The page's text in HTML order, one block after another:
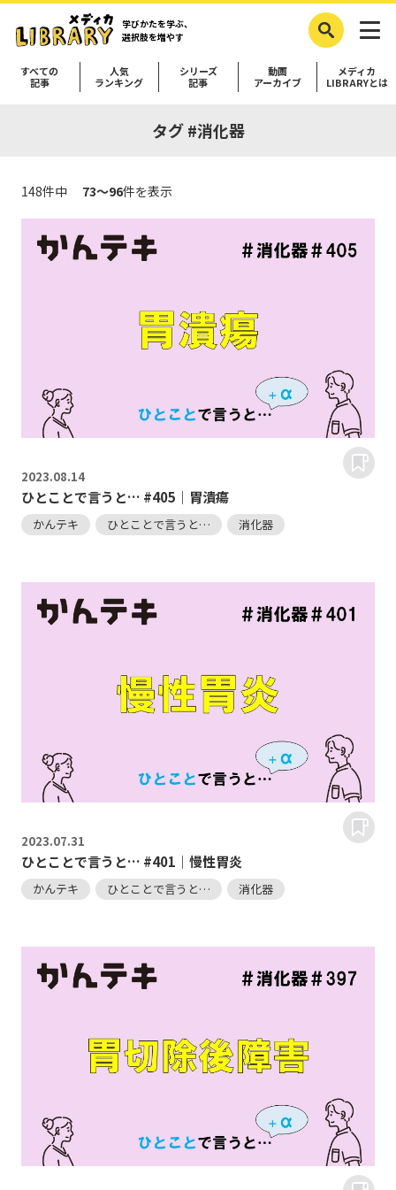
学びかたを学ぶ、
選択肢を増やす
すべての
記事
人気
ランキング
シリーズ
記事
動画
アーカイブ
メディカ
LIBRARYとは
タグ #消化器
148件中 73～96件を表示
2023.08.14
ひとことで言うと… #405｜胃潰瘍
かんテキ ひとことで言うと… 消化器
2023.07.31
ひとことで言うと… #401｜慢性胃炎
かんテキ ひとことで言うと… 消化器